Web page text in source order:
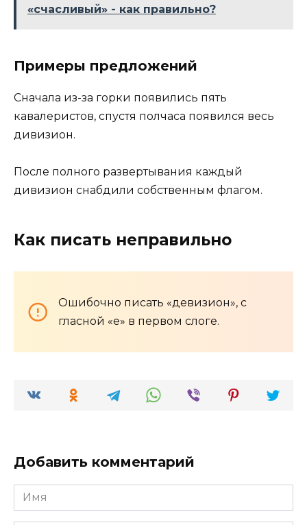
«счасливый» - как правильно?
Примеры предложений
Сначала из-за горки появились пять
кавалеристов, спустя полчаса появился весь
дивизион.
После полного развертывания каждый
дивизион снабдили собственным флагом.
Как писать неправильно
Ошибочно писать «девизион», с
гласной «е» в первом слоге.
Добавить комментарий
Имя
*